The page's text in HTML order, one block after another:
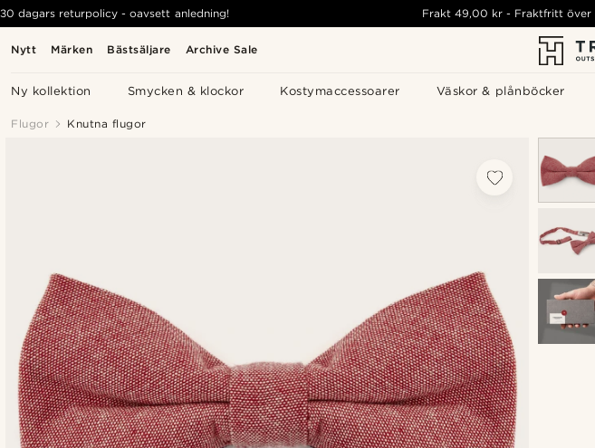
Nytt Märken Bästsäljare Archive Sale
Ny kollektion Smycken & klockor Kostymaccessoarer Väskor & plånböcker
30 dagars returpolicy - oavsett anledning! Frakt49,00 kr - Fraktfritt över
Flugor Knutna flugor